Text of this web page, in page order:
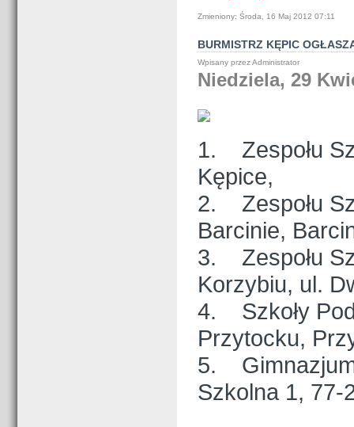
Zmieniony: Środa, 16 Maj 2012 07:11
BURMISTRZ KĘPIC
Wpisany przez Administrator
Niedziela, 29
1. Zespołu
Kępice,
2. Zespołu
Barcinie,
3. Zespołu
Korzybiu, ul.
4. Szkoły
Przytocku,
5. Gimnazjum
Szkolna 1, 77-